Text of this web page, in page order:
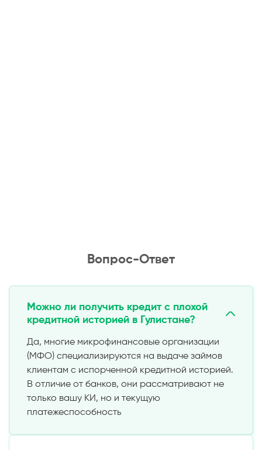
Вопрос-Ответ
Можно ли получить кредит с плохой
кредитной историей в Гулистане?
Да, многие микрофинансовые организации
(МФО) специализируются на выдаче займов
клиентам с испорченной кредитной историей.
В отличие от банков, они рассматривают не
только вашу КИ, но и текущую
платежеспособность